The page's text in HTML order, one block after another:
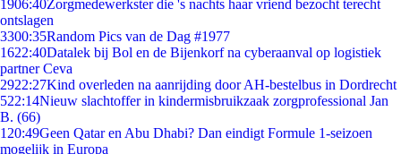
1906:40Zorgmedewerkster die 's nachts haar vriend bezocht terecht
ontslagen
3300:35Random Pics van de Dag #1977
1622:40Datalek bij Bol en de Bijenkorf na cyberaanval op logistiek
partner Ceva
2922:27Kind overleden na aanrijding door AH-bestelbus in Dordrecht
522:14Nieuw slachtoffer in kindermisbruikzaak zorgprofessional Jan
B. (66)
1 20:49Geen Qatar en Abu Dhabi? Dan eindigt Formule 1-seizoen
mogelijk in Europa